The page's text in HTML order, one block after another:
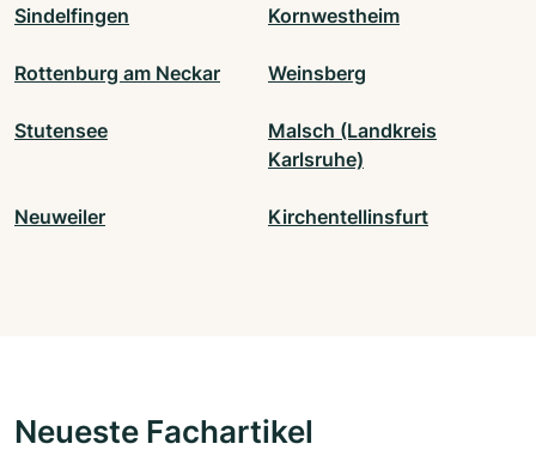
Sindelfingen Kornwestheim
Rottenburg am Neckar Weinsberg
Stutensee
Malsch (Landkreis
Karlsruhe)
Neuweiler Kirchentellinsfurt
Neueste Fachartikel